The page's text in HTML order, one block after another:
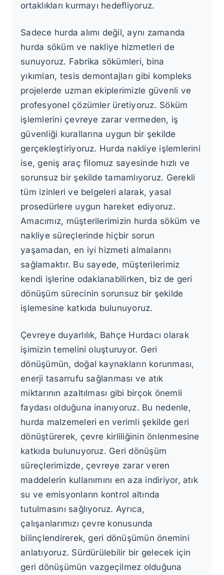
ortaklıkları kurmayı hedefliyoruz.
Sadece hurda alımı değil, aynı zamanda
hurda söküm ve nakliye hizmetleri de
sunuyoruz. Fabrika sökümleri, bina
yıkımları, tesis demontajları gibi kompleks
projelerde uzman ekiplerimizle güvenli ve
profesyonel çözümler üretiyoruz. Söküm
işlemlerini çevreye zarar vermeden, iş
güvenliği kurallarına uygun bir şekilde
gerçekleştiriyoruz. Hurda nakliye işlemlerini
ise, geniş araç filomuz sayesinde hızlı ve
sorunsuz bir şekilde tamamlıyoruz. Gerekli
tüm izinleri ve belgeleri alarak, yasal
prosedürlere uygun hareket ediyoruz.
Amacımız, müşterilerimizin hurda söküm ve
nakliye süreçlerinde hiçbir sorun
yaşamadan, en iyi hizmeti almalarını
sağlamaktır. Bu sayede, müşterilerimiz
kendi işlerine odaklanabilirken, biz de geri
dönüşüm sürecinin sorunsuz bir şekilde
işlemesine katkıda bulunuyoruz.
Çevreye duyarlılık, Bahçe Hurdacı olarak
işimizin temelini oluşturuyor. Geri
dönüşümün, doğal kaynakların korunması,
enerji tasarrufu sağlanması ve atık
miktarının azaltılması gibi birçok önemli
faydası olduğuna inanıyoruz. Bu nedenle,
hurda malzemeleri en verimli şekilde geri
dönüştürerek, çevre kirliliğinin önlenmesine
katkıda bulunuyoruz. Geri dönüşüm
süreçlerimizde, çevreye zarar veren
maddelerin kullanımını en aza indiriyor, atık
su ve emisyonların kontrol altında
tutulmasını sağlıyoruz. Ayrıca,
çalışanlarımızı çevre konusunda
bilinçlendirerek, geri dönüşümün önemini
anlatıyoruz. Sürdürülebilir bir gelecek için
geri dönüşümün vazgeçilmez olduğuna